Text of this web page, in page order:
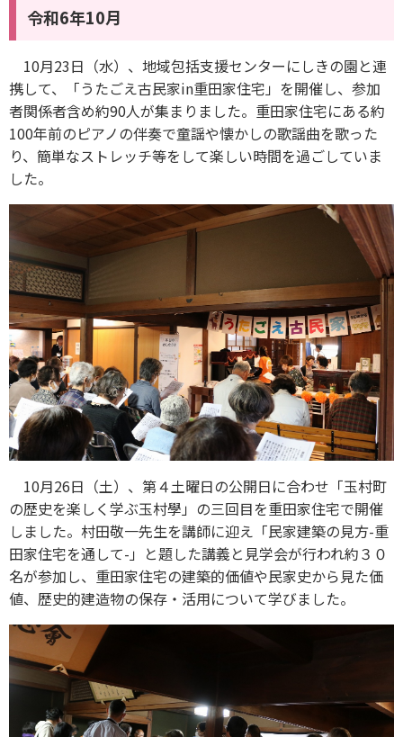
令和6年10月
10月23日（水）、地域包括支援センターにしきの園と連
携して、「うたごえ古民家in重田家住宅」を開催し、参加
者関係者含め約90人が集まりました。重田家住宅にある約
100年前のピアノの伴奏で童謡や懐かしの歌謡曲を歌った
り、簡単なストレッチ等をして楽しい時間を過ごしていま
した。
10月26日（土）、第４土曜日の公開日に合わせ「玉村町
の歴史を楽しく学ぶ玉村學」の三回目を重田家住宅で開催
しました。村田敬一先生を講師に迎え「民家建築の見方-重
田家住宅を通して-」と題した講義と見学会が行われ約３０
名が参加し、重田家住宅の建築的価値や民家史から見た価
値、歴史的建造物の保存・活用について学びました。